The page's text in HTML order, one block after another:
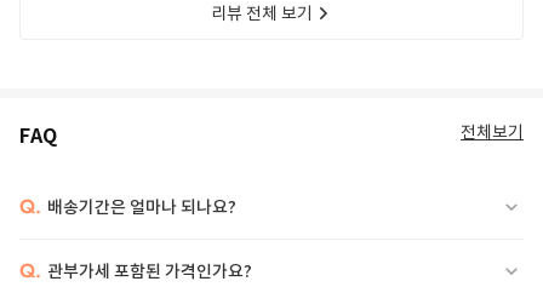
리뷰 전체 보기
FAQ 전체보기
Q. 배송기간은 얼마나 되나요?
Q. 관부가세 포함된 가격인가요?